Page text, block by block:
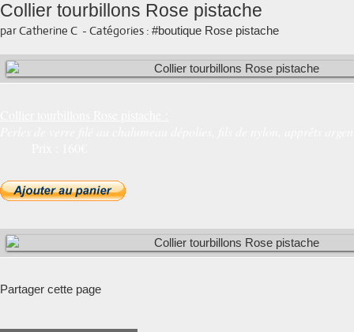
Collier tourbillons Rose pistache
par Catherine C - Catégories : #boutique Rose pistache
Partager cette page